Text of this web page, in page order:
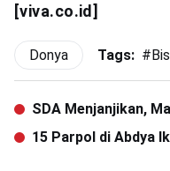
[viva.co.id]
Donya Tags: #
SDA Menjanjikan,
Aceh
15 Parpol di Abdya